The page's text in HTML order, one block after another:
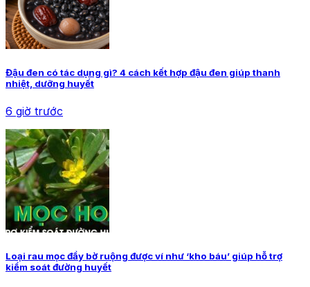
Đậu đen có tác dụng gì? 4 cách kết hợp đậu đen giúp thanh
nhiệt, dưỡng huyết
6 giờ trước
Loại rau mọc đầy bờ ruộng được ví như ‘kho báu’ giúp hỗ trợ
kiểm soát đường huyết